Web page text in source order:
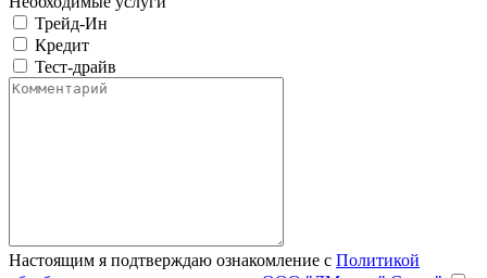
Трейд-Ин
Кредит
Тест-драйв
Настоящим я подтверждаю ознакомление с Политикой